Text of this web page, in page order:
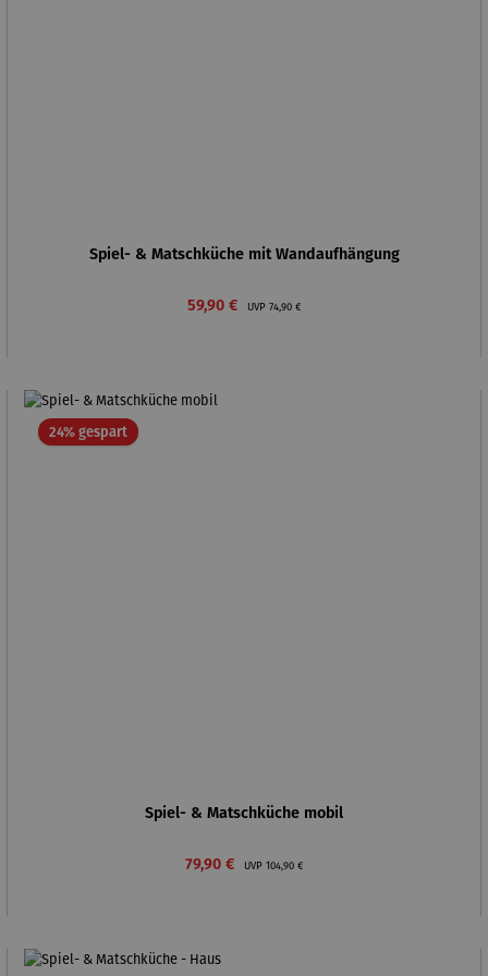
Spiel- & Matschküche mit Wandaufhängung
Verkaufspreis:
59,90 € UVP Regulärer Preis:
74,90 €
24% gespartRabatt
Spiel- & Matschküche mobil
Verkaufspreis:
79,90 € UVP Regulärer Preis:
104,90 €